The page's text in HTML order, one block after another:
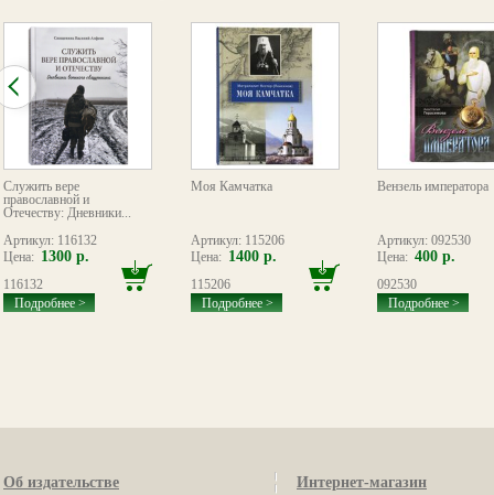
Служить вере
православной и
Отечеству: Дневники...
Артикул: 116132
Цена: 1300 р.
116132
Подробнее >
Моя Камчатка
Артикул: 115206
Цена: 1400 р.
115206
Подробнее >
Вензель императора
Артикул: 092530
Цена: 400 р.
092530
Подробнее >
Об издательстве Интернет-магазин